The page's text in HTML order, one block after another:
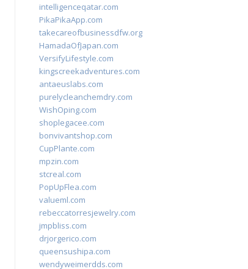
intelligenceqatar.com
PikaPikaApp.com
takecareofbusinessdfw.org
HamadaOfJapan.com
VersifyLifestyle.com
kingscreekadventures.com
antaeuslabs.com
purelycleanchemdry.com
WishOping.com
shoplegacee.com
bonvivantshop.com
CupPlante.com
mpzin.com
stcreal.com
PopUpFlea.com
valueml.com
rebeccatorresjewelry.com
jmpbliss.com
drjorgerico.com
queensushipa.com
wendyweimerdds.com